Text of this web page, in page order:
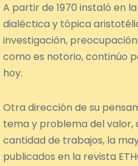
A partir de 1970 instaló en
dialéctica y tópica
investigación,
como es notorio, continúo
hoy.
Otra dirección de su
tema y problema del valor,
cantidad de trabajos, la
publicados en la revista